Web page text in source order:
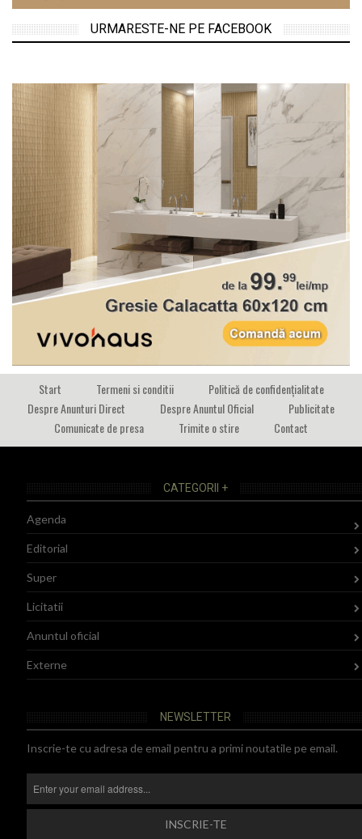
URMARESTE-NE PE FACEBOOK
Start Termeni si conditii
Politică de confidențialitate
Despre Anunturi Direct
Despre Anuntul Oficial
Publicitate
Comunicate de presa
Trimite o stire Contact
CATEGORII +
Agenda
Editorial
Super
Licitatii
Anuntul oficial
Externe
NEWSLETTER
Inscrie-te cu adresa de email pentru a primi noutatile pe email.